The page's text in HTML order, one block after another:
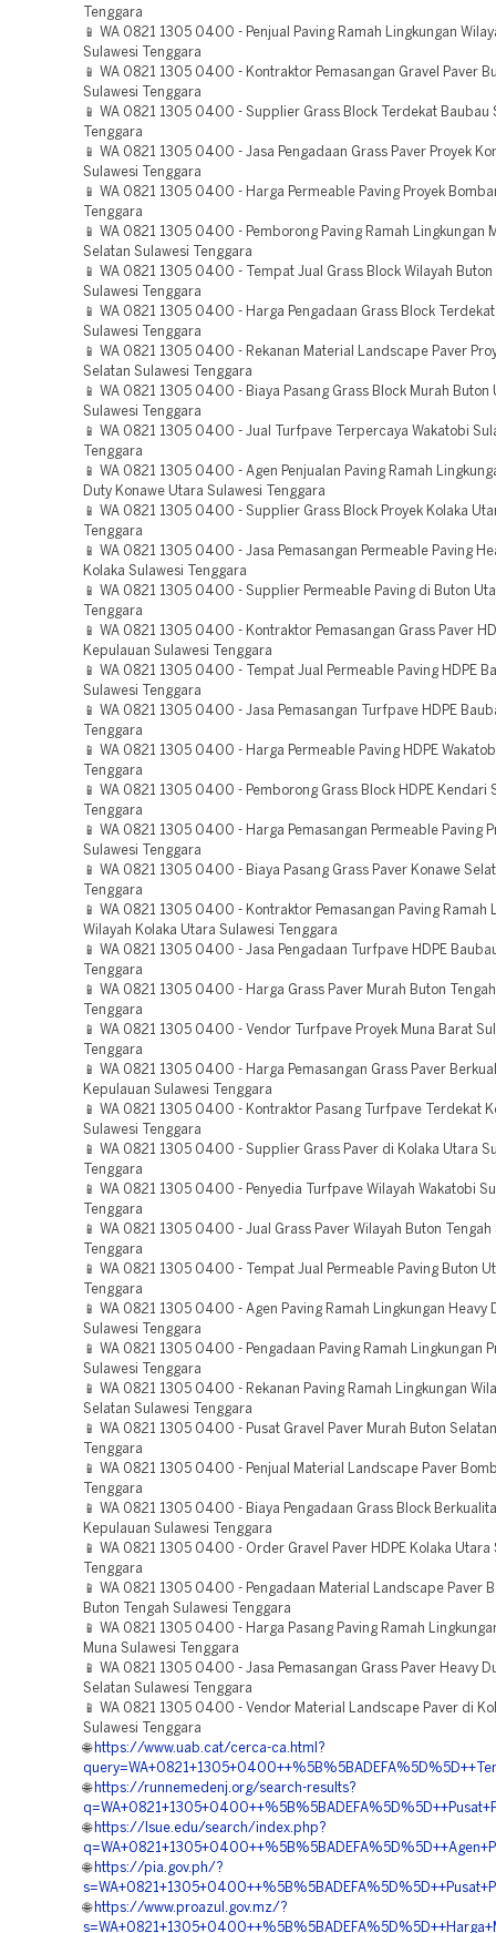
Tenggara
📱 WA 0821 1305 0400 - Penjual Paving Ramah Lingkungan
Sulawesi Tenggara
📱 WA 0821 1305 0400 - Kontraktor Pemasangan Gravel Paver
Sulawesi Tenggara
📱 WA 0821 1305 0400 - Supplier Grass Block Terdekat Baubau
Tenggara
📱 WA 0821 1305 0400 - Jasa Pengadaan Grass Paver Proyek
Sulawesi Tenggara
📱 WA 0821 1305 0400 - Harga Permeable Paving Proyek
Tenggara
📱 WA 0821 1305 0400 - Pemborong Paving Ramah Lingkungan
Selatan Sulawesi Tenggara
📱 WA 0821 1305 0400 - Tempat Jual Grass Block Wilayah Buton
Sulawesi Tenggara
📱 WA 0821 1305 0400 - Harga Pengadaan Grass Block
Sulawesi Tenggara
📱 WA 0821 1305 0400 - Rekanan Material Landscape Paver
Selatan Sulawesi Tenggara
📱 WA 0821 1305 0400 - Biaya Pasang Grass Block Murah Buton
Sulawesi Tenggara
📱 WA 0821 1305 0400 - Jual Turfpave Terpercaya Wakatobi
Tenggara
📱 WA 0821 1305 0400 - Agen Penjualan Paving Ramah
Duty Konawe Utara Sulawesi Tenggara
📱 WA 0821 1305 0400 - Supplier Grass Block Proyek Kolaka
Tenggara
📱 WA 0821 1305 0400 - Jasa Pemasangan Permeable Paving
Kolaka Sulawesi Tenggara
📱 WA 0821 1305 0400 - Supplier Permeable Paving di Buton
Tenggara
📱 WA 0821 1305 0400 - Kontraktor Pemasangan Grass Paver
Kepulauan Sulawesi Tenggara
📱 WA 0821 1305 0400 - Tempat Jual Permeable Paving HDPE
Sulawesi Tenggara
📱 WA 0821 1305 0400 - Jasa Pemasangan Turfpave HDPE
Tenggara
📱 WA 0821 1305 0400 - Harga Permeable Paving HDPE
Tenggara
📱 WA 0821 1305 0400 - Pemborong Grass Block HDPE Kendari
Tenggara
📱 WA 0821 1305 0400 - Harga Pemasangan Permeable Paving
Sulawesi Tenggara
📱 WA 0821 1305 0400 - Biaya Pasang Grass Paver Konawe
Tenggara
📱 WA 0821 1305 0400 - Kontraktor Pemasangan Paving Ramah
Wilayah Kolaka Utara Sulawesi Tenggara
📱 WA 0821 1305 0400 - Jasa Pengadaan Turfpave HDPE
Tenggara
📱 WA 0821 1305 0400 - Harga Grass Paver Murah Buton
Tenggara
📱 WA 0821 1305 0400 - Vendor Turfpave Proyek Muna Barat
Tenggara
📱 WA 0821 1305 0400 - Harga Pemasangan Grass Paver
Kepulauan Sulawesi Tenggara
📱 WA 0821 1305 0400 - Kontraktor Pasang Turfpave Terdekat
Sulawesi Tenggara
📱 WA 0821 1305 0400 - Supplier Grass Paver di Kolaka Utara
Tenggara
📱 WA 0821 1305 0400 - Penyedia Turfpave Wilayah Wakatobi
Tenggara
📱 WA 0821 1305 0400 - Jual Grass Paver Wilayah Buton Tengah
Tenggara
📱 WA 0821 1305 0400 - Tempat Jual Permeable Paving Buton
Tenggara
📱 WA 0821 1305 0400 - Agen Paving Ramah Lingkungan Heavy
Sulawesi Tenggara
📱 WA 0821 1305 0400 - Pengadaan Paving Ramah Lingkungan
Sulawesi Tenggara
📱 WA 0821 1305 0400 - Rekanan Paving Ramah Lingkungan
Selatan Sulawesi Tenggara
📱 WA 0821 1305 0400 - Pusat Gravel Paver Murah Buton
Tenggara
📱 WA 0821 1305 0400 - Penjual Material Landscape Paver
Tenggara
📱 WA 0821 1305 0400 - Biaya Pengadaan Grass Block
Kepulauan Sulawesi Tenggara
📱 WA 0821 1305 0400 - Order Gravel Paver HDPE Kolaka Utara
Tenggara
📱 WA 0821 1305 0400 - Pengadaan Material Landscape Paver
Buton Tengah Sulawesi Tenggara
📱 WA 0821 1305 0400 - Harga Pasang Paving Ramah
Muna Sulawesi Tenggara
📱 WA 0821 1305 0400 - Jasa Pemasangan Grass Paver Heavy
Selatan Sulawesi Tenggara
📱 WA 0821 1305 0400 - Vendor Material Landscape Paver di
Sulawesi Tenggara
🌐 https://www.uab.cat/cerca-ca.html?
🌐 https://runnemedenj.org/search-results?
🌐 https://lsue.edu/search/index.php?
🌐 https://pia.gov.ph/?
🌐 https://www.proazul.gov.mz/?